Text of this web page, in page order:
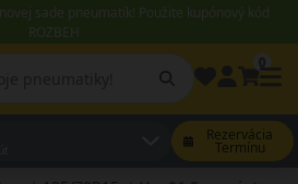
sade pneumatík! Použite kupónový kód
ROZBEH
Rezervácia
Termínu